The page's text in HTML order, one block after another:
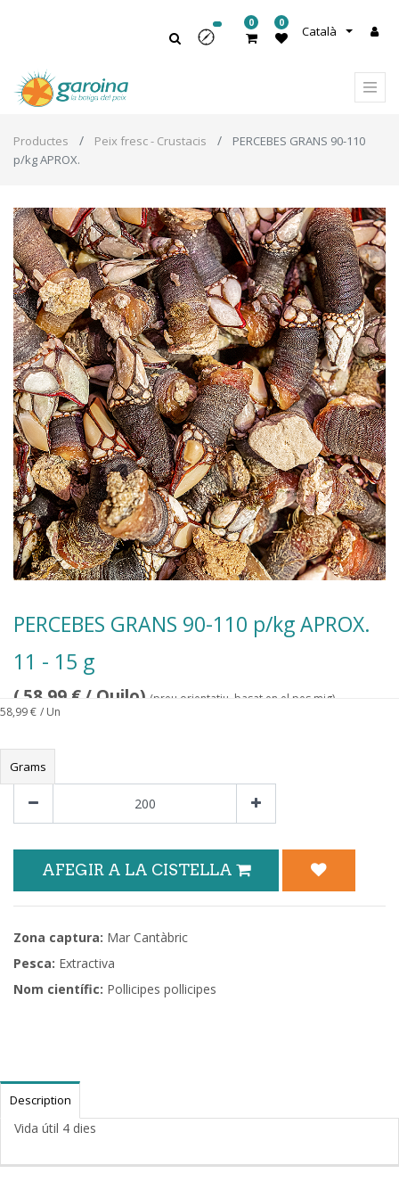
Català
0 0
Productes Peix fresc - Crustacis
PERCEBES GRANS 90-110
p/kg APROX.
PERCEBES GRANS 90-110 p/kg APROX.
11 - 15 g
(58,99 € / Quilo)
58,99€ / Un
(preu orientatiu, basat en el pes mig)
Grams
AFEGIR A LA CISTELLA
Zona captura: Mar Cantàbric
Pesca: Extractiva
Nom científic: Pollicipes pollicipes
Description
Vida útil 4 dies